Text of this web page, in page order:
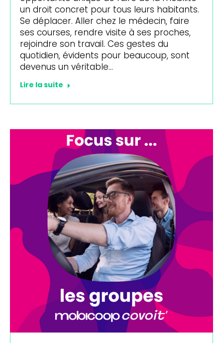
un droit concret pour tous leurs habitants.
Se déplacer. Aller chez le médecin, faire
ses courses, rendre visite à ses proches,
rejoindre son travail. Ces gestes du
quotidien, évidents pour beaucoup, sont
devenus un véritable…
Lire la suite